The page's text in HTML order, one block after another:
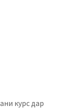
курс дар